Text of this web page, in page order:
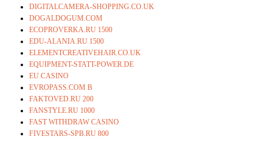
DIGITALCAMERA-SHOPPING.CO.UK
DOGALDOGUM.COM
ECOPROVERKA.RU 1500
EDU-ALANIA.RU 1500
ELEMENTCREATIVEHAIR.CO.UK
EQUIPMENT-STATT-POWER.DE
EU CASINO
EVROPASS.COM B
FAKTOVED.RU 200
FANSTYLE.RU 1000
FAST WITHDRAW CASINO
FIVESTARS-SPB.RU 800